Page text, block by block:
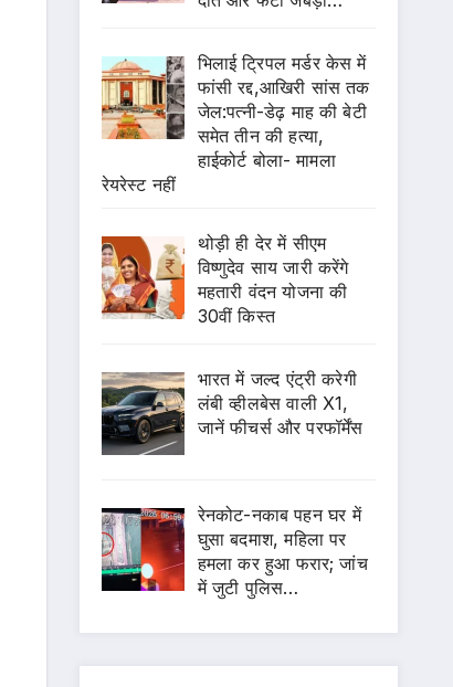
भिलाई ट्रिपल मर्डर केस में
फांसी रद्द,आखिरी सांस तक
जेल:पत्नी-डेढ़ माह की बेटी
समेत तीन की हत्या,
हाईकोर्ट बोला- मामला
रेयरेस्ट नहीं
थोड़ी ही देर में सीएम
विष्णुदेव साय जारी करेंगे
महतारी वंदन योजना की
30वीं किस्त
भारत में जल्द एंट्री करेगी
लंबी व्हीलबेस वाली X1,
जानें फीचर्स और परफॉर्मेंस
रेनकोट-नकाब पहन घर में
घुसा बदमाश, महिला पर
हमला कर हुआ फरार; जांच
में जुटी पुलिस…